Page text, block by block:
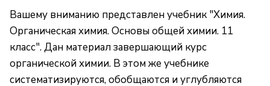
Вашему вниманию представлен учебник "Химия.
Органическая химия. Основы общей химии. 11
класс". Дан материал завершающий курс
органической химии. В этом же учебнике
систематизируются, обобщаются и углубляются